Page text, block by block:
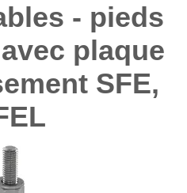
- pieds
plaque
SFE,